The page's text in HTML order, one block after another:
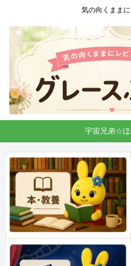
気の向くまま
宇宙兄弟☆ほ